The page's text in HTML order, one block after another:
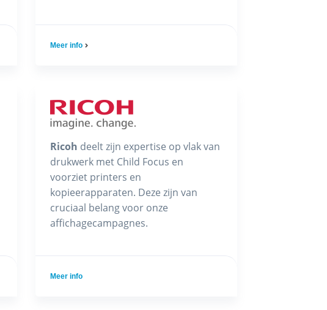
Meer info
Ricoh deelt zijn expertise op vlak van
drukwerk met Child Focus en
voorziet printers en
kopieerapparaten. Deze zijn van
cruciaal belang voor onze
affichagecampagnes.
Meer info